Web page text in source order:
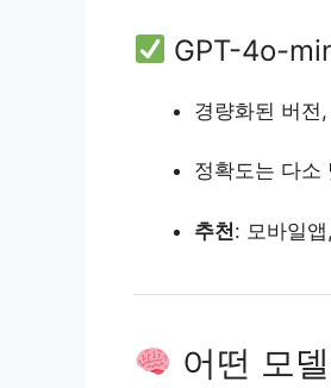
GPT-4o-
경량화된 버전
정확도는 다소
추천: 모바일
어떤 모